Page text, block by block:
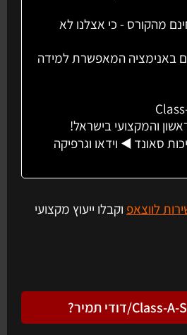
חינם מהקורס - כי אצלנו לא
באנימציה המאפשרת למידה
והמקצועי בישראל!
סאונד ◀️ וידאו וגרפיקה
לווצאפ וקבלו ייעוץ מקצועי